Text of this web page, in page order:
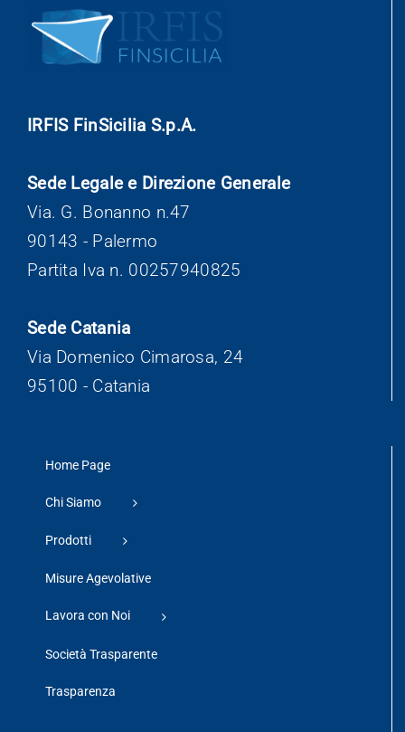
IRFIS FinSicilia S.p.A.
Sede Legale e Direzione Generale
Via. G. Bonanno n.47
90143 - Palermo
Partita Iva n. 00257940825
Sede Catania
Via Domenico Cimarosa, 24
95100 - Catania
Home Page
Chi Siamo
Prodotti
Misure Agevolative
Lavora con Noi
Società Trasparente
Trasparenza